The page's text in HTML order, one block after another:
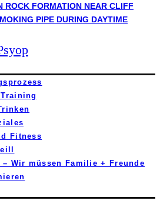
Fitness
– Wir müssen Familie + Freunde